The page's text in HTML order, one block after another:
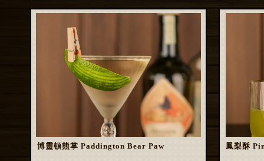
博靈頓熊掌 Paddington Bear Paw 鳳梨酥